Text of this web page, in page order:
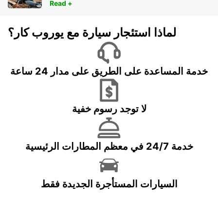
Read +
لماذا استئجار سيارة مع يوروب كار؟
خدمة المساعدة على الطريق على مدار 24 ساعة
لا توجد رسوم خفية
خدمة 24/7 في معظم المطارات الرئيسية
السيارات المستأجرة الجديدة فقط